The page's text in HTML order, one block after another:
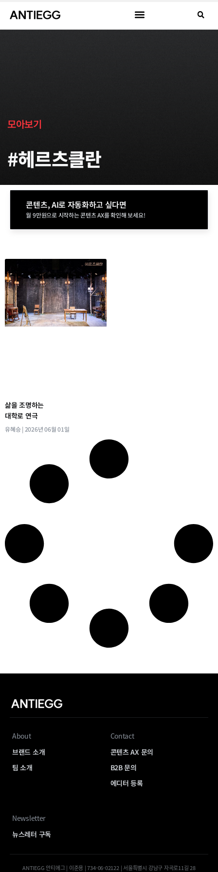
모아보기
#헤르츠클란
콘텐츠, AI로 자동화하고 싶다면
월 9만원으로 시작하는 콘텐츠 AX를 확인해 보세요!
삶을 조명하는
대학로 연극
유혜승 2026년 06월 01일
About
브랜드 소개
팀 소개
Contact
콘텐츠 AX 문의
B2B 문의
에디터 등록
Newsletter
뉴스레터 구독
ANTIEGG 안티에그 | 이준용 | 734-06-02122 | 서울특별시 강남구 자곡로11길 28